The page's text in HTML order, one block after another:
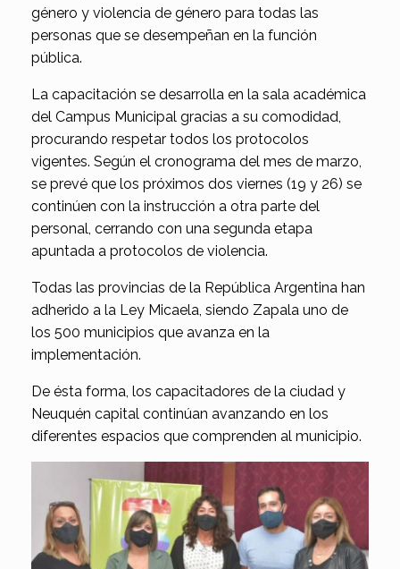
género y violencia de género para todas las
personas que se desempeñan en la función
pública.
La capacitación se desarrolla en la sala académica
del Campus Municipal gracias a su comodidad,
procurando respetar todos los protocolos
vigentes. Según el cronograma del mes de marzo,
se prevé que los próximos dos viernes (19 y 26) se
continúen con la instrucción a otra parte del
personal, cerrando con una segunda etapa
apuntada a protocolos de violencia.
Todas las provincias de la República Argentina han
adherido a la Ley Micaela, siendo Zapala uno de
los 500 municipios que avanza en la
implementación.
De ésta forma, los capacitadores de la ciudad y
Neuquén capital continúan avanzando en los
diferentes espacios que comprenden al municipio.